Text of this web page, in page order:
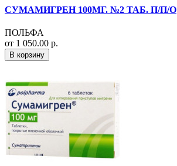
СУМАМИГРЕН 100МГ. №2 ТАБ. П/П/О
ПОЛЬФА
от 1 050.00 р.
В корзину